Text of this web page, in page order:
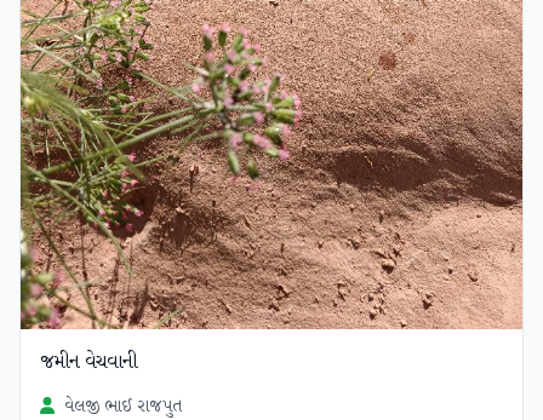
જમીન વેચવાની
વેલજી ભાઈ રાજપુત